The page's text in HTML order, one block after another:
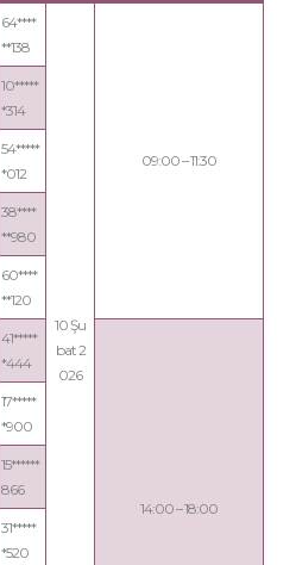
64****
**138
10 Şu
bat 2
026
09:00 – 11:30
10*****
*314
54*****
*012
38****
**980
60****
**120
41*****
*444
14:00 – 18:00
17*****
*900
15******
866
31*****
*520